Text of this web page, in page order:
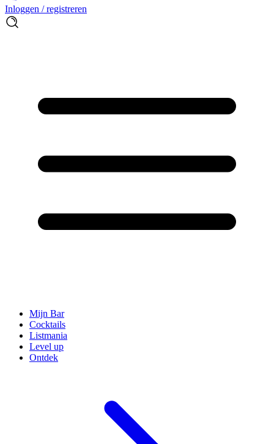
Inloggen / registreren
Mijn Bar
Cocktails
Listmania
Level up
Ontdek